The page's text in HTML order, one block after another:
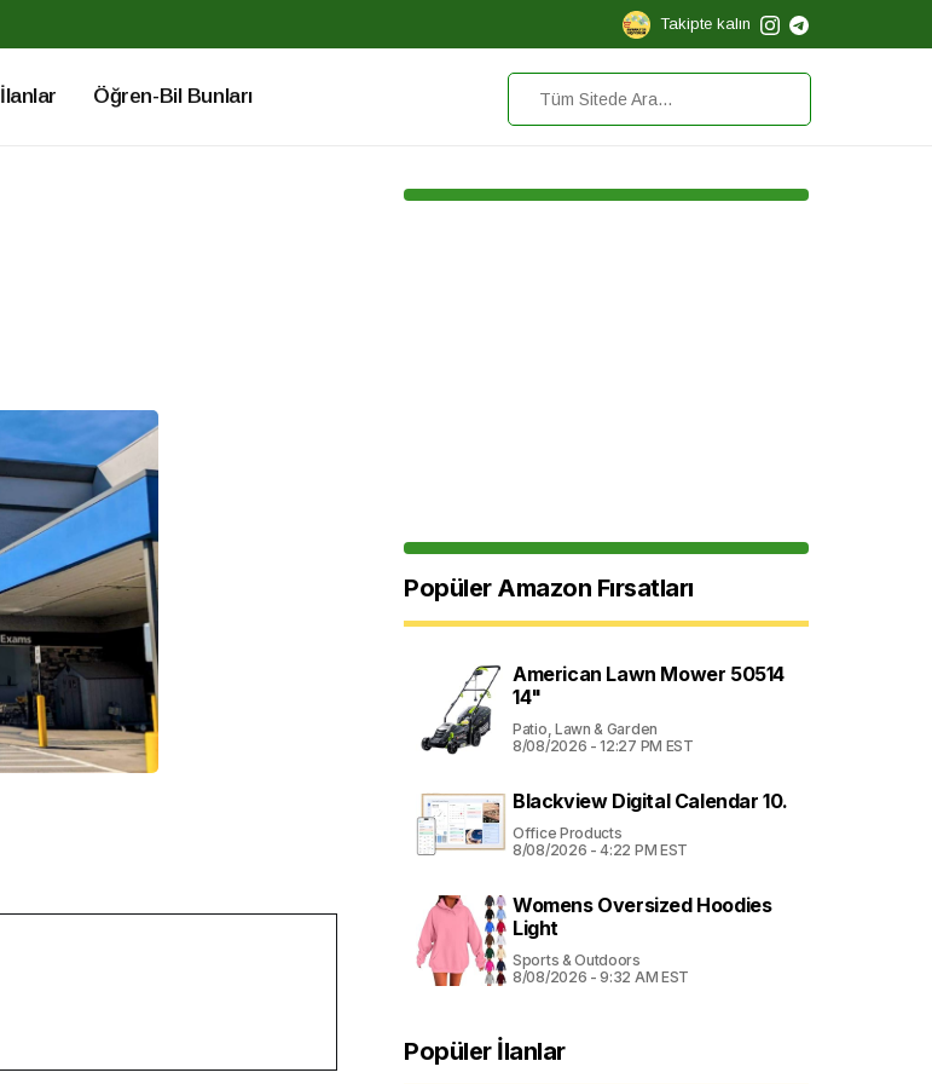
Takipte kalın
İlanlar Öğren-Bil Bunları
Popüler Amazon Fırsatları
American Lawn Mower 50514
14"
Patio, Lawn & Garden
8/08/2026 - 12:27 PM EST
Blackview Digital Calendar 10.
Office Products
8/08/2026 - 4:22 PM EST
Womens Oversized Hoodies
Light
Sports & Outdoors
8/08/2026 - 9:32 AM EST
Popüler İlanlar